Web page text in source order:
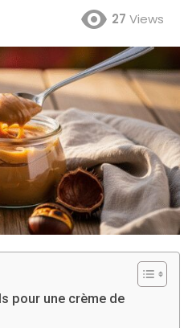
27 Views
pour une crème de